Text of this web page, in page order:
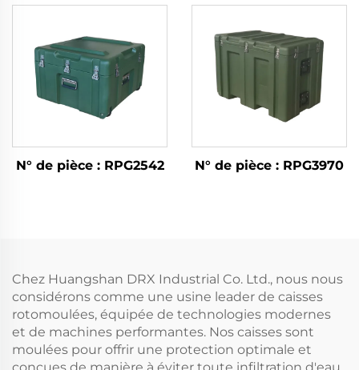
N° de pièce : RPG2542 N° de pièce : RPG3970
Chez Huangshan DRX Industrial Co. Ltd., nous nous
considérons comme une usine leader de caisses
rotomoulées, équipée de technologies modernes
et de machines performantes. Nos caisses sont
moulées pour offrir une protection optimale et